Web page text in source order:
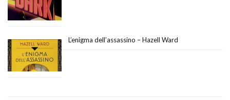
L’enigma dell’assassino – Hazell Ward